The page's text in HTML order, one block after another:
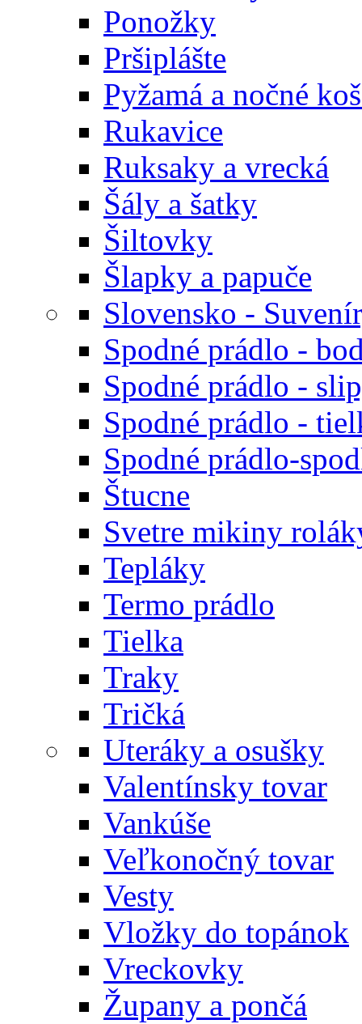
Ponožky
Pršiplášte
Pyžamá a nočné
Rukavice
Ruksaky a vrecká
Šály a šatky
Šiltovky
Šlapky a papuče
Slovensko -
Spodné prádlo -
Spodné prádlo -
Spodné prádlo -
Spodné prádlo-
Štucne
Svetre mikiny
Tepláky
Termo prádlo
Tielka
Traky
Tričká
Uteráky a osušky
Valentínsky tovar
Vankúše
Veľkonočný tovar
Vesty
Vložky do topánok
Vreckovky
Župany a pončá